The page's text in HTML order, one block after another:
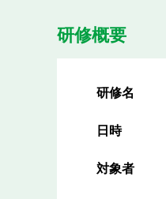
研修概要
研修名
日時
対象者